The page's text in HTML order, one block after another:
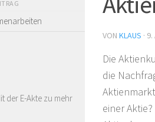
VON KLAUS · 9.
Die
die
einer
der E-Akte zu mehr